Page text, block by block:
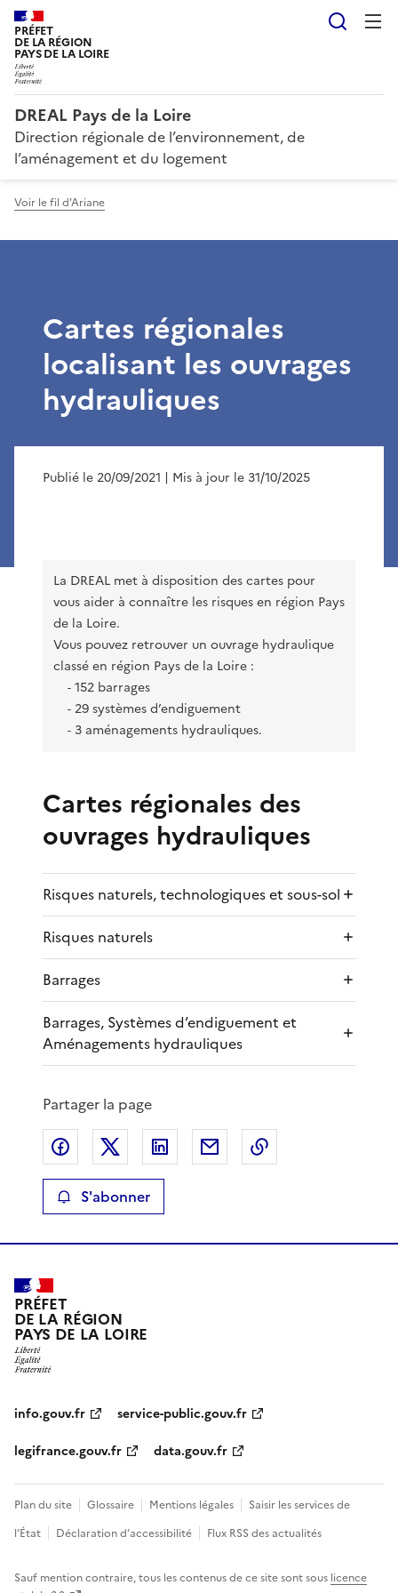
PRÉFET
DE LA RÉGION
PAYS DE LA LOIRE
DREAL Pays de la Loire
Direction régionale de l’environnement, de
l’aménagement et du logement
Voir le fil d'Ariane
Cartes régionales
localisant les ouvrages
hydrauliques
Publié le 20/09/2021 | Mis à jour le 31/10/2025
La DREAL met à disposition des cartes pour
vous aider à connaître les risques en région Pays
de la Loire.
Vous pouvez retrouver un ouvrage hydraulique
classé en région Pays de la Loire :
-152 barrages
-29 systèmes d’endiguement
-3 aménagements hydrauliques.
Cartes régionales des
ouvrages hydrauliques
Risques naturels, technologiques et sous-sol
Risques naturels
Barrages
Barrages, Systèmes d’endiguement et
Aménagements hydrauliques
Partager la page
Partager sur Facebook
Partager sur XPartager sur LinkedIn
Partager par email
S'abonner
PRÉFET
DE LA RÉGION
PAYS DE LA LOIRE
info.gouv.fr
service-public.gouv.fr
legifrance.gouv.fr
data.gouv.fr
Plan du site Glossaire Mentions légales
Saisir les services de
l’État
Déclaration d’accessibilité Flux RSS des actualités
Sauf mention contraire, tous les contenus de ce site sont sous licence